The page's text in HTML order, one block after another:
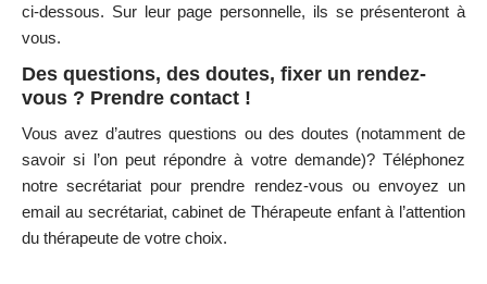
ci-dessous. Sur leur page personnelle, ils se présenteront à
vous.
Des questions, des doutes, fixer un rendez-
vous ? Prendre contact !
Vous avez d’autres questions ou des doutes (notamment de
savoir si l’on peut répondre à votre demande)? Téléphonez
notre secrétariat pour prendre rendez-vous ou envoyez un
email au secrétariat, cabinet de Thérapeute enfant à l’attention
du thérapeute de votre choix.